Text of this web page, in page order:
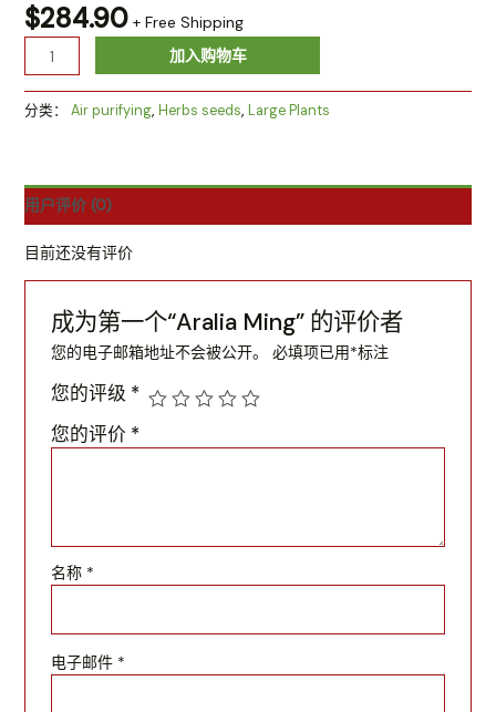
$284.90 + Free Shipping
加入购物车
分类： Air purifying, Herbs seeds, Large Plants
用户评价 (0)
目前还没有评价
成为第一个“Aralia Ming” 的评价者
您的电子邮箱地址不会被公开。 必填项已用*标注
您的评级 *
您的评价 *
名称 *
电子邮件 *